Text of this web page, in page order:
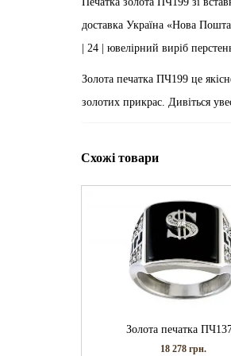
доставка Україна «Нова
| 24 | ювелірний виріб
Золота печатка ПЧ199 це
золотих прикрас. Дивіться
Схожі товари
Золота печатка
18 278грн.